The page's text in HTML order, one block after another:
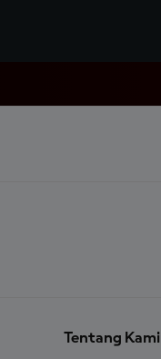
Tentang Kami